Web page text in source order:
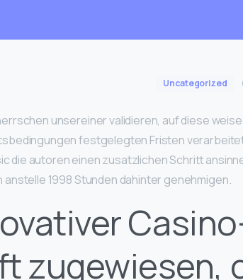
Uncategorized
unsereiner validieren, auf diese weise
festgelegten Fristen
die autoren einen zusatzlichen Schritt
1998 Stunden dahinter genehmigen.
zugewiesen,